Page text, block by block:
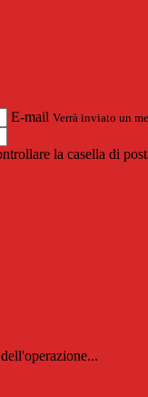
E-mail Verrà inviato un
la casella di